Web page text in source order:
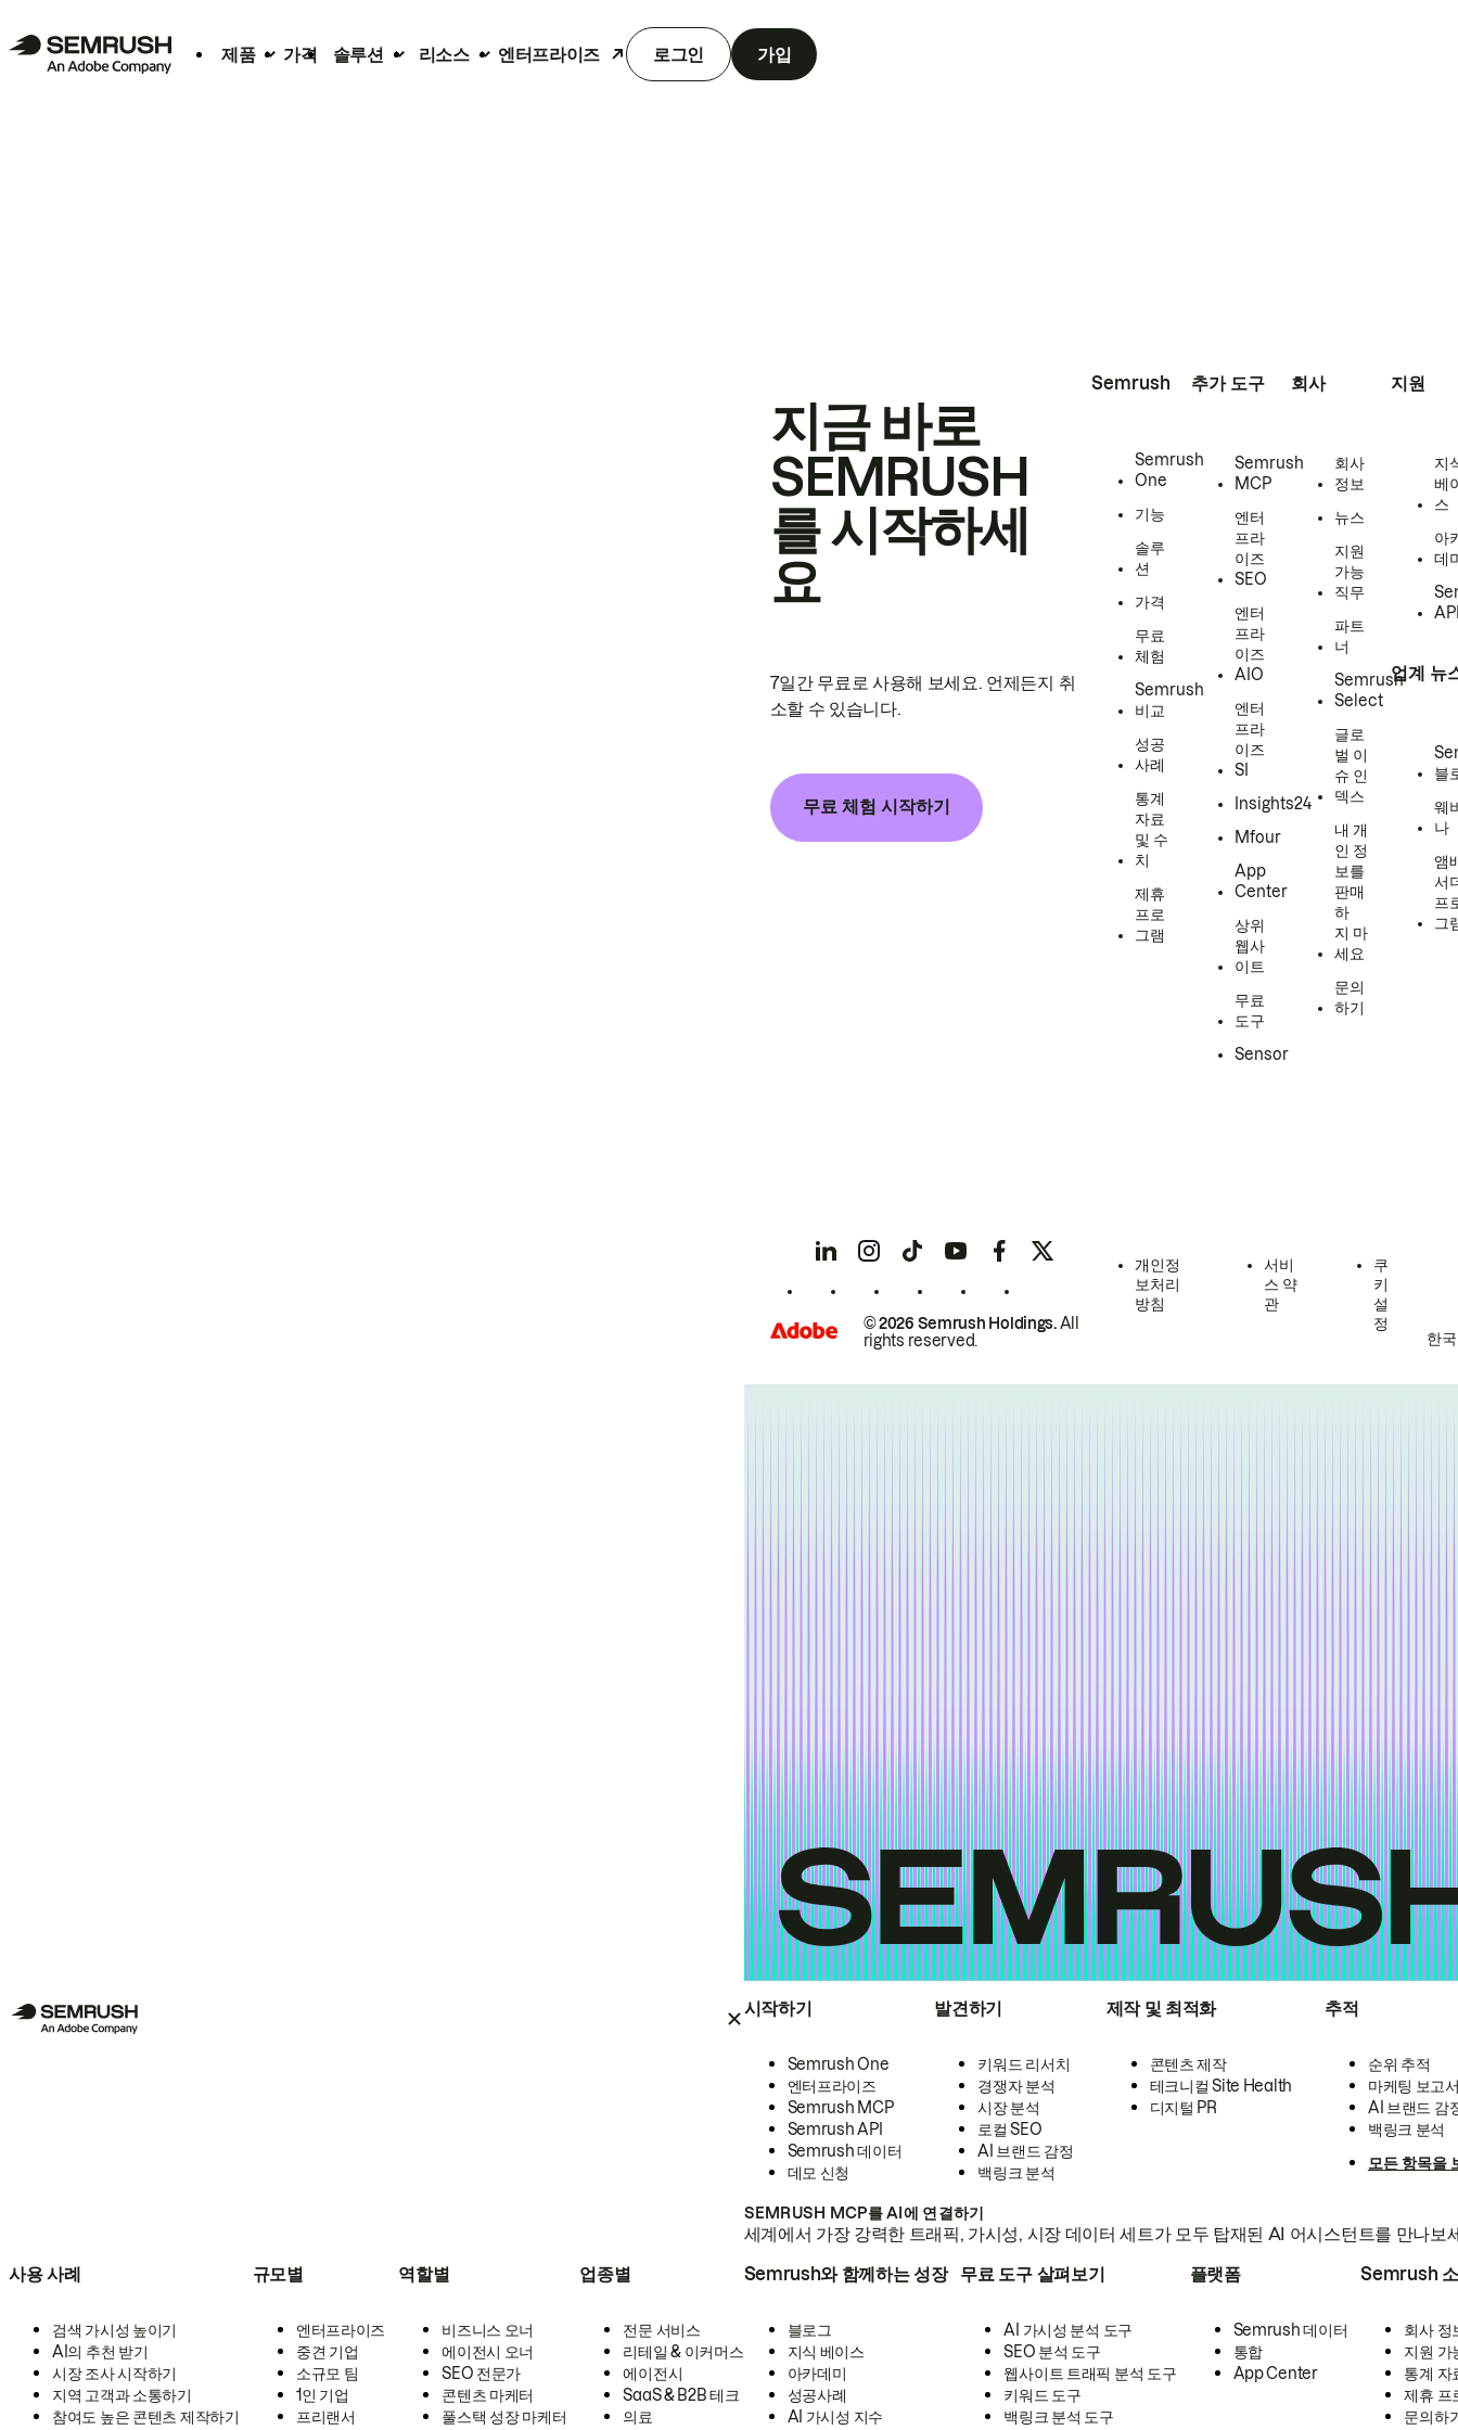
제품 가격 솔루션 리소스 엔터프라이즈 로그인 가입
시작하기
Semrush One
엔터프라이즈
Semrush MCP
Semrush API
Semrush 데이터
데모 신청
발견하기
키워드 리서치
경쟁자 분석
시장 분석
로컬 SEO
AI 브랜드 감정
백링크 분석
제작 및 최적화
콘텐츠 제작
테크니컬 Site Health
디지털 PR
추적
순위 추적
마케팅 보고
AI 브랜드 감
백링크 분석
모든 항목을
SEMRUSH MCP를 AI에 연결하기
세계에서 가장 강력한 트래픽, 가시성, 시장 데이터 세트가 모두 탑재된 AI 어시스턴트를 만나보
사용 사례
검색 가시성 높이기
AI의 추천 받기
시장 조사 시작하기
지역 고객과 소통하기
참여도 높은 콘텐츠 제작하기
규모별
엔터프라이즈
중견 기업
소규모 팀
1인 기업
프리랜서
역할별
비즈니스 오너
에이전시 오너
SEO 전문가
콘텐츠 마케터
풀스택 성장 마케터
업종별
전문 서비스
리테일 & 이커머스
에이전시
SaaS & B2B 테크
의료
Semrush와 함께하는 성장
블로그
지식 베이스
아카데미
성공사례
AI 가시성 지수
무료 도구 살펴보기
AI 가시성 분석 도구
SEO 분석 도구
웹사이트 트래픽 분석 도구
키워드 도구
백링크 분석 도구
플랫폼
Semrush 데이터
통합
App Center
Semrush
회사 정
지원 가
통계 자
제휴 프
문의하
지금 바로
SEMRUSH
를 시작하세
요
7일간 무료로 사용해 보세요. 언제든지 취
소할 수 있습니다.
무료 체험 시작하기
Semrush
Semrush
One
기능
솔루
션
가격
무료
체험
Semrush
비교
성공
사례
통계
자료
및 수
치
제휴
프로
그램
추가 도구
Semrush
MCP
엔터
프라
이즈
SEO
엔터
프라
이즈
AIO
엔터
프라
이즈
SI
Insights24
Mfour
App
Center
상위
웹사
이트
무료
도구
Sensor
회사
회사
정보
뉴스
지원
가능
직무
파트
너
Semrush
Select
글로
벌 이
슈 인
덱스
내 개
인 정
보를
판매
하
지 마
세요
문의
하기
지원
지
베
스
아
데
업계 뉴
블
웨
나
앰
서
프
그
© 2026 Semrush Holdings.All
rights reserved.
개인정
보처리
방침
서비
스 약
관
쿠
키
설
정
한